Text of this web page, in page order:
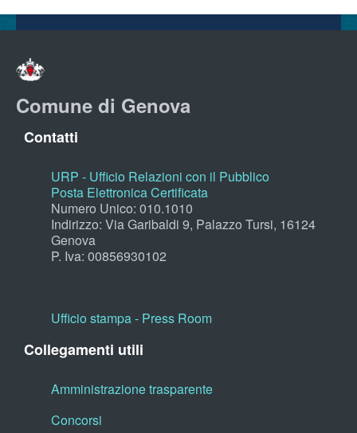
Comune di Genova
Contatti
URP - Ufficio Relazioni con il Pubblico
Posta Elettronica Certificata
Numero Unico: 010.1010
Indirizzo: Via Garibaldi 9, Palazzo Tursi, 16124
Genova
P. Iva: 00856930102
Ufficio stampa - Press Room
Collegamenti utili
Amministrazione trasparente
Concorsi